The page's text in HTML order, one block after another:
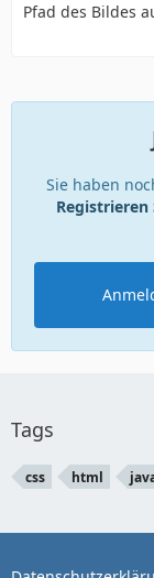
Pfad des Bildes
Sie haben
Registrieren
Tags
css html